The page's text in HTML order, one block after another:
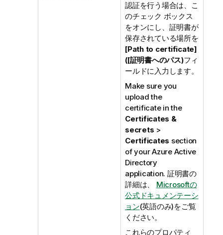
認証を行う場合は、こ
のチェック ボックス
をオンにし、証明書が
保存されている場所を
[Path to certificate]
([証明書へのパス)フィ
ールドに入力します。
Make sure you
upload the
certificate in the
Certificates &
secrets >
Certificates section
of your Azure Active
Directory
application. 証明書の
詳細は、 Microsoftの
公式ドキュメンテーシ
ョン(英語のみ)をご覧
ください。
これらのプロパティ